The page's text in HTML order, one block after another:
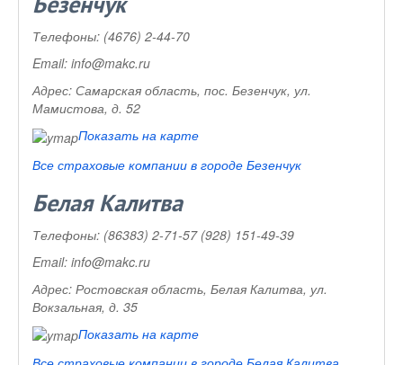
Безенчук
Телефоны: (4676) 2-44-70
Email: info@makc.ru
Адрес: Самарская область, пос. Безенчук, ул.
Мамистова, д. 52
Показать на карте
Все страховые компании в городе Безенчук
Белая Калитва
Телефоны: (86383) 2-71-57 (928) 151-49-39
Email: info@makc.ru
Адрес: Ростовская область, Белая Калитва, ул.
Вокзальная, д. 35
Показать на карте